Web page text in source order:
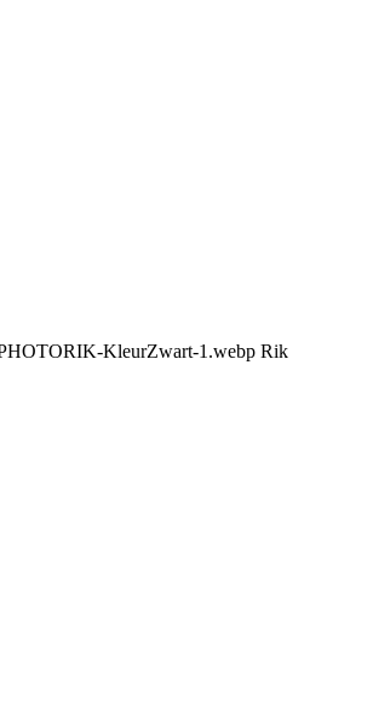
KleurZwart-1.webp Rik